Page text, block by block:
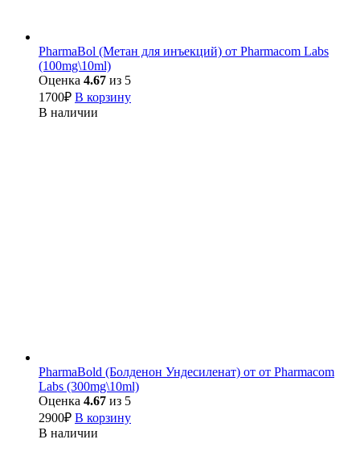
PharmaBol (Метан для инъекций) от Pharmacom Labs
(100mg\10ml)
Оценка 4.67 из 5
1700₽ В корзину
В наличии
PharmaBold (Болденон Ундесиленат) от от Pharmacom
Labs (300mg\10ml)
Оценка 4.67 из 5
2900₽ В корзину
В наличии